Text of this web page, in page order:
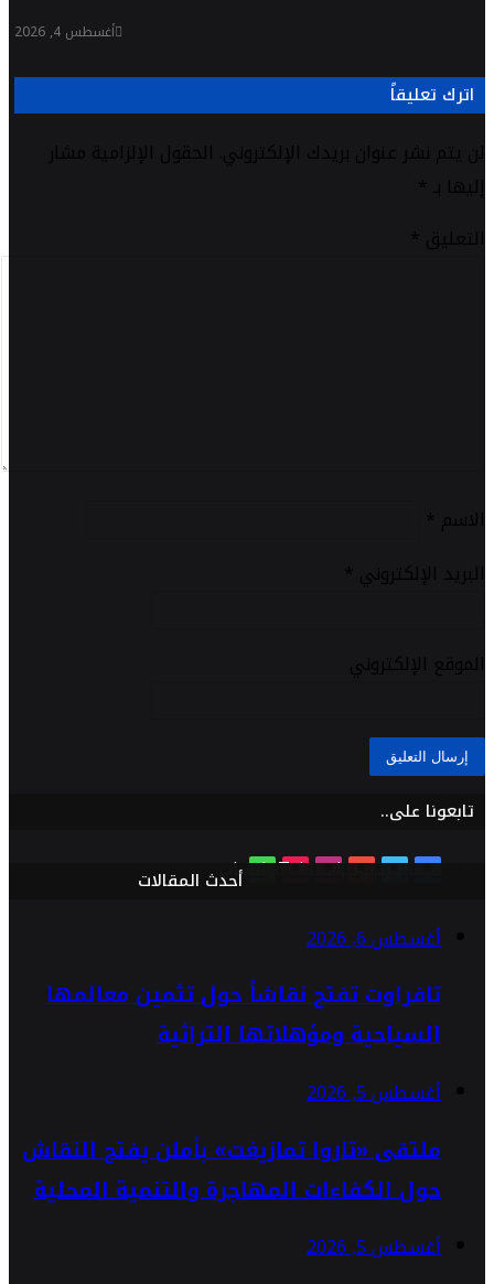
أغسطس 4, 2026
اترك تعليقاً
لن يتم نشر عنوان بريدك الإلكتروني. الحقول الإلزامية مشار
إليها بـ *
التعليق *
الاسم *
البريد الإلكتروني *
الموقع الإلكتروني
تابعونا على..
فيسبوك
تويتريوتيوبانستقرام
TikTokواتسابأحدث المقالات
أغسطس 6, 2026
تافراوت تفتح نقاشاً حول تثمين معالمها
السياحية ومؤهلاتها التراثية
أغسطس 5, 2026
ملتقى «تاروا تمازيغت» بأملن يفتح النقاش
حول الكفاءات المهاجرة والتنمية المحلية
أغسطس 5, 2026